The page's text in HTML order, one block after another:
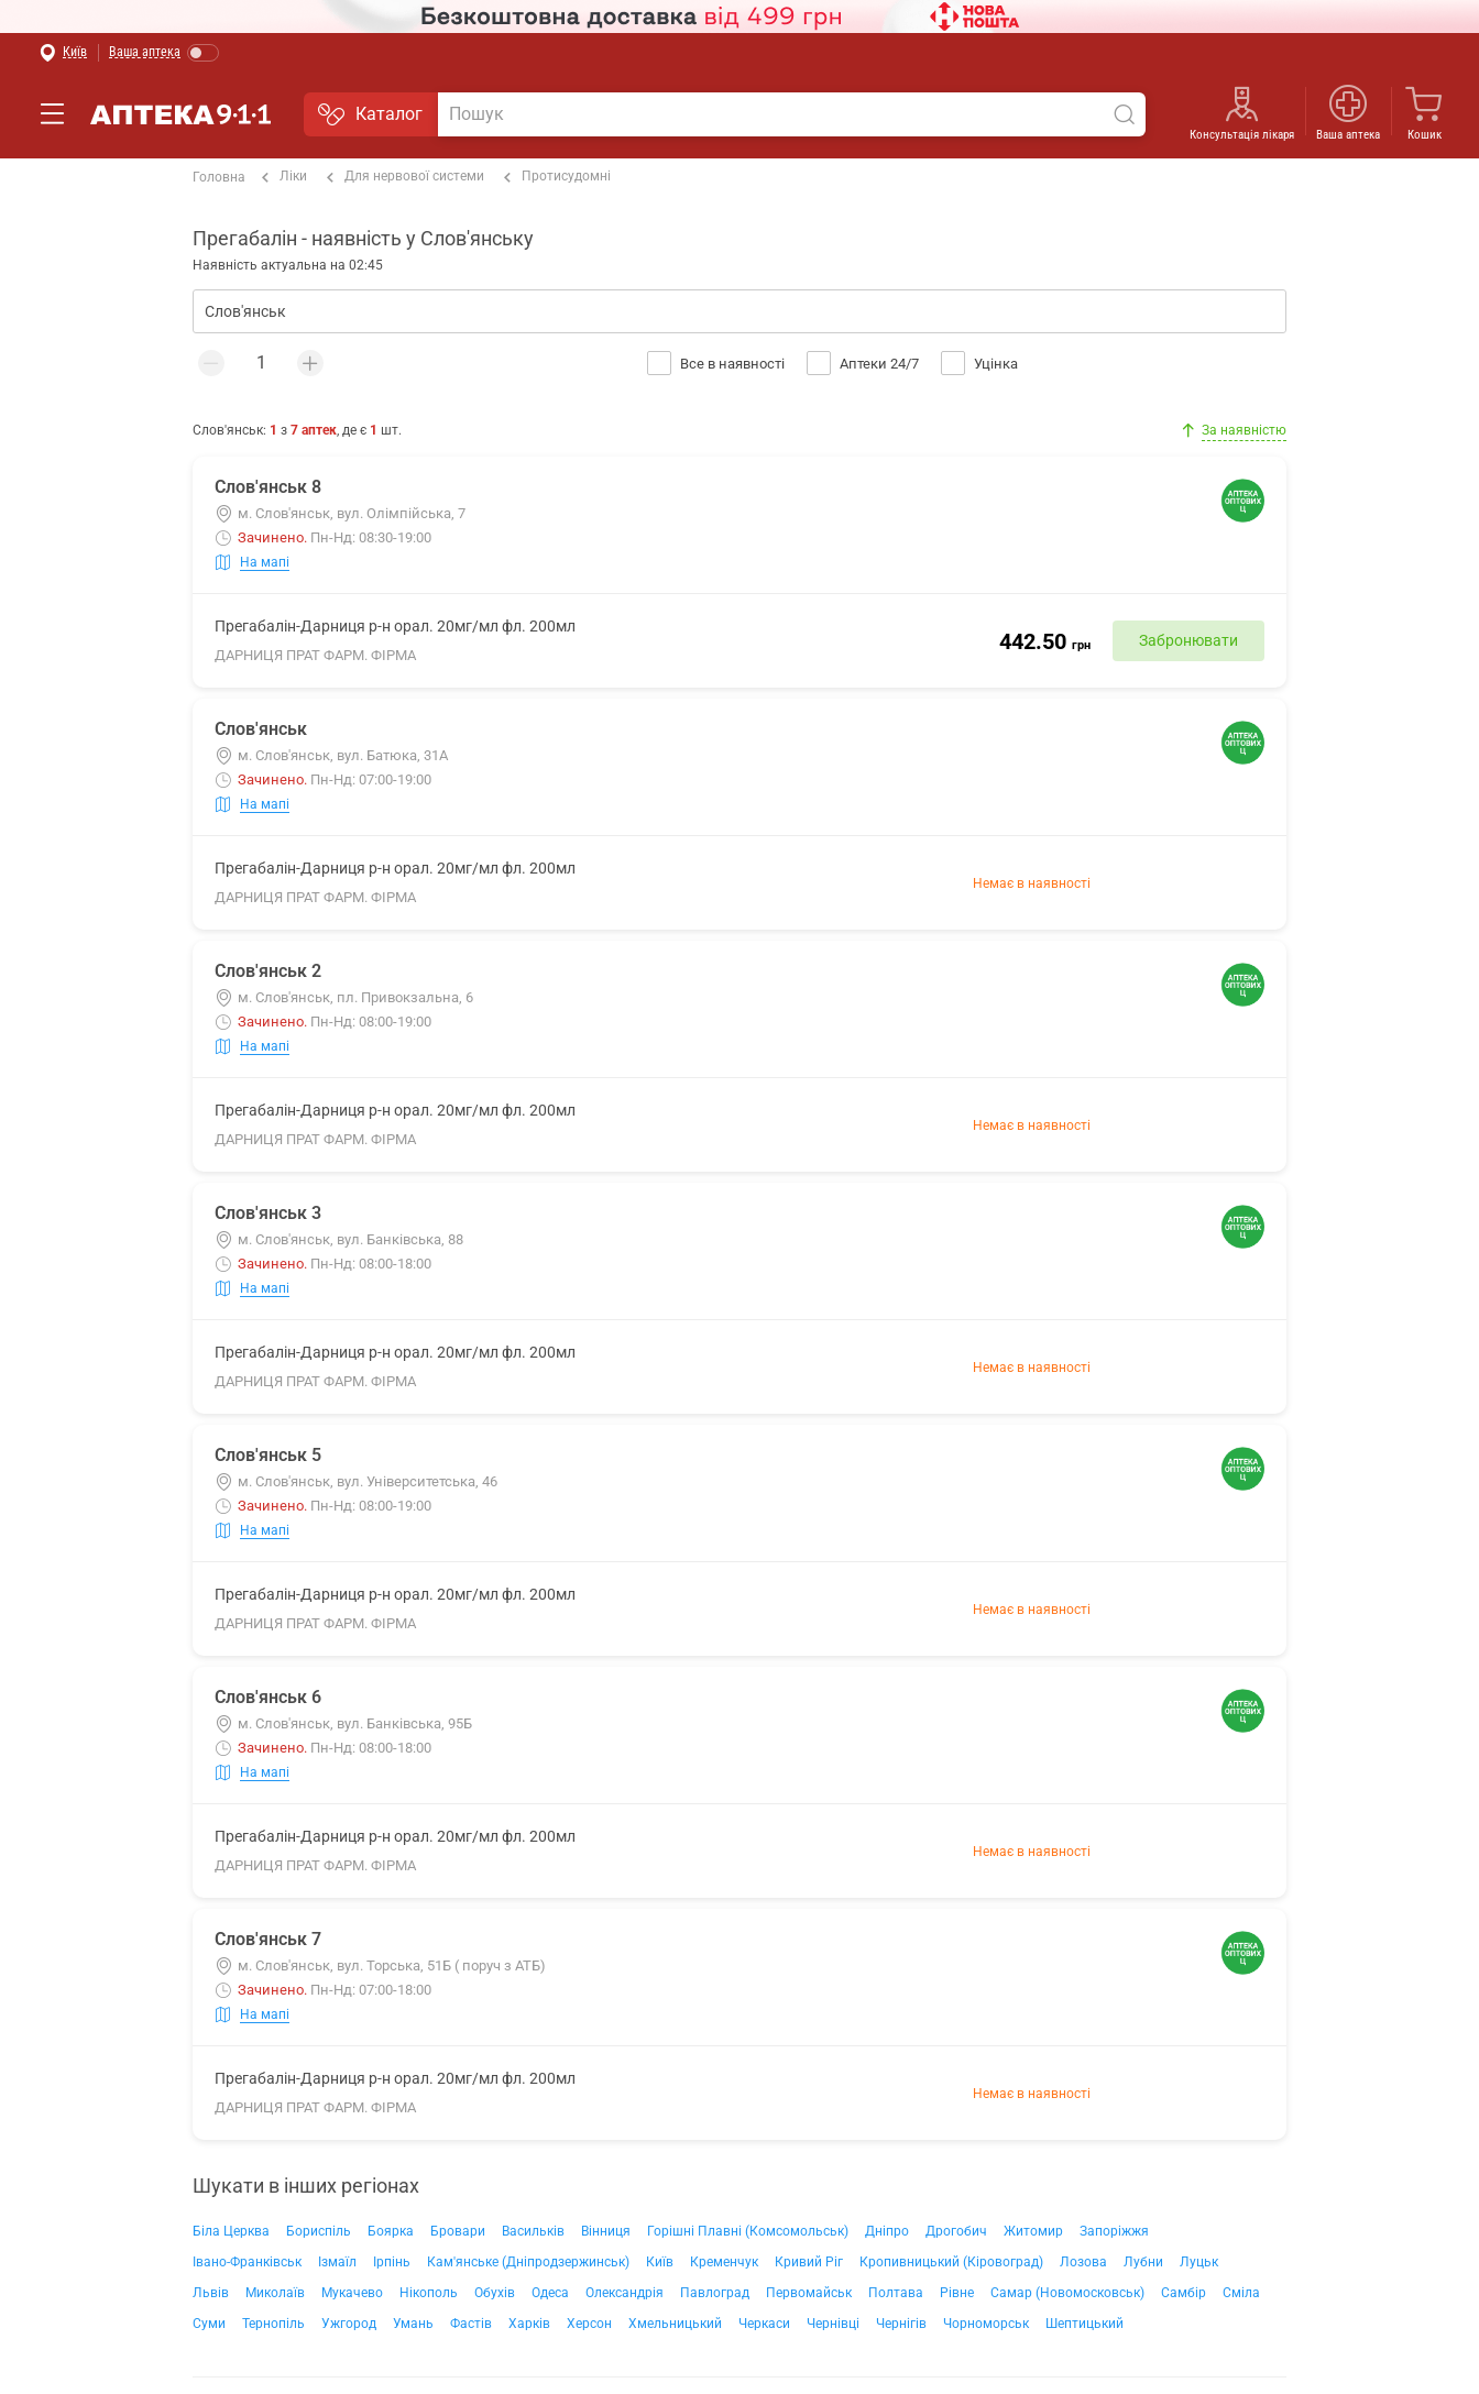
Київ Ваша аптека
Каталог
Консультація лікаря Ваша аптека Кошик
Головна Ліки Для нервової системи Протисудомні
Прегабалін - наявність у Слов'янську
Наявність актуальна на 02:45
Все в наявності Аптеки 24/7 Уцінка
Слов'янськ: 1 з 7 аптек, де є 1 шт. За наявністю
Слов'янськ 8
м. Слов'янськ, вул. Олімпійська, 7
Зачинено. Пн-Нд: 08:30-19:00
На мапі
Прегабалін-Дарниця р-н орал. 20мг/мл фл. 200мл
ДАРНИЦЯ ПРАТ ФАРМ. ФІРМА
442.50 грн Забронювати
Слов'янськ
м. Слов'янськ, вул. Батюка, 31А
Зачинено. Пн-Нд: 07:00-19:00
На мапі
Прегабалін-Дарниця р-н орал. 20мг/мл фл. 200мл
ДАРНИЦЯ ПРАТ ФАРМ. ФІРМА
Немає в наявності
Слов'янськ 2
м. Слов'янськ, пл. Привокзальна, 6
Зачинено. Пн-Нд: 08:00-19:00
На мапі
Прегабалін-Дарниця р-н орал. 20мг/мл фл. 200мл
ДАРНИЦЯ ПРАТ ФАРМ. ФІРМА
Немає в наявності
Слов'янськ 3
м. Слов'янськ, вул. Банківська, 88
Зачинено. Пн-Нд: 08:00-18:00
На мапі
Прегабалін-Дарниця р-н орал. 20мг/мл фл. 200мл
ДАРНИЦЯ ПРАТ ФАРМ. ФІРМА
Немає в наявності
Слов'янськ 5
м. Слов'янськ, вул. Університетська, 46
Зачинено. Пн-Нд: 08:00-19:00
На мапі
Прегабалін-Дарниця р-н орал. 20мг/мл фл. 200мл
ДАРНИЦЯ ПРАТ ФАРМ. ФІРМА
Немає в наявності
Слов'янськ 6
м. Слов'янськ, вул. Банківська, 95Б
Зачинено. Пн-Нд: 08:00-18:00
На мапі
Прегабалін-Дарниця р-н орал. 20мг/мл фл. 200мл
ДАРНИЦЯ ПРАТ ФАРМ. ФІРМА
Немає в наявності
Слов'янськ 7
м. Слов'янськ, вул. Торська, 51Б ( поруч з АТБ)
Зачинено. Пн-Нд: 07:00-18:00
На мапі
Прегабалін-Дарниця р-н орал. 20мг/мл фл. 200мл
ДАРНИЦЯ ПРАТ ФАРМ. ФІРМА
Немає в наявності
Шукати в інших регіонах
Біла Церква Бориспіль Боярка Бровари Васильків Вінниця Горішні Плавні (Комсомольськ) Дніпро Дрогобич Житомир
Запоріжжя
Івано-Франківськ
Ізмаїл Ірпінь Кам'янське (Дніпродзержинськ) Київ Кременчук Кривий Ріг Кропивницький (Кіровоград) Лозова Лубни
Луцьк
Львів
Миколаїв Мукачево Нікополь Обухів Одеса Олександрія Павлоград Первомайськ Полтава Рівне Самар (Новомосковськ) Самбір
Сміла
Суми
Тернопіль Ужгород Умань Фастів Харків Херсон Хмельницький Черкаси Чернівці Чернігів Чорноморськ Шептицький